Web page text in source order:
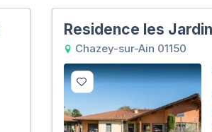
Residence les
Chazey-sur-Ain 01150